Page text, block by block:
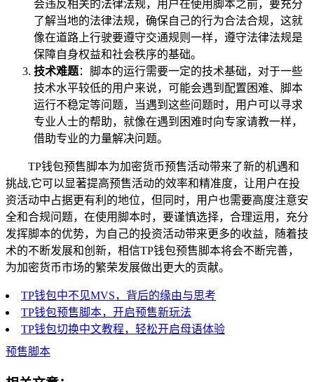
会违反相关的法律法规，用户在使用脚本之前，要充分
了解当地的法律法规，确保自己的行为合法合规，这就
像在道路上行驶要遵守交通规则一样，遵守法律法规是
保障自身权益和社会秩序的基础。
技术难题：脚本的运行需要一定的技术基础，对于一些
技术水平较低的用户来说，可能会遇到配置困难、脚本
运行不稳定等问题，当遇到这些问题时，用户可以寻求
专业人士的帮助，就像在遇到困难时向专家请教一样，
借助专业的力量解决问题。
TP钱包预售脚本为加密货币预售活动带来了新的机遇和
挑战,它可以显著提高预售活动的效率和精准度，让用户在投
资活动中占据更有利的地位，但同时，用户也需要高度注意安
全和合规问题，在使用脚本时，要谨慎选择，合理运用，充分
发挥脚本的优势，为自己的投资活动带来更多的收益，随着技
术的不断发展和创新，相信TP钱包预售脚本将会不断完善，
为加密货币市场的繁荣发展做出更大的贡献。
TP钱包中不见MVS，背后的缘由与思考
TP钱包预售脚本，开启预售新玩法
TP钱包切换中文教程，轻松开启母语体验
预售脚本